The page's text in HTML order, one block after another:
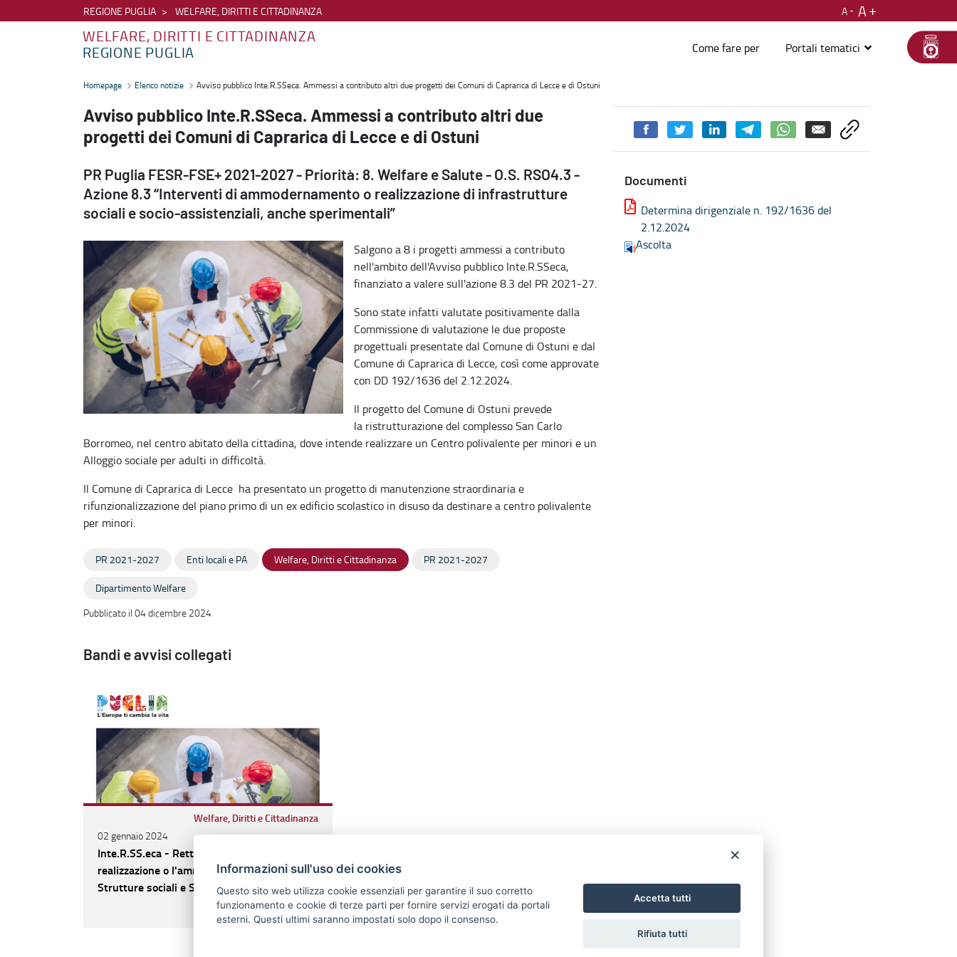
REGIONE PUGLIA WELFARE, DIRITTI E CITTADINANZA A
A
WELFARE, DIRITTI E CITTADINANZA
REGIONE PUGLIA
Come fare per Portali tematici
Avviso pubblico Inte.R.SSeca. Ammessi a contributo altri due progetti dei Comuni di Caprarica di Lecce e di Ostuni - Welfare, diritti e cittadinanza
Homepage Elenco notizie Avviso pubblico Inte.R.SSeca. Ammessi a contributo altri due progetti dei Comuni di Caprarica di Lecce e di Ostuni
Avviso pubblico Inte.R.SSeca. Ammessi a contributo altri due
progetti dei Comuni di Caprarica di Lecce e di Ostuni
PR Puglia FESR-FSE+ 2021-2027 - Priorità: 8. Welfare e Salute - O.S. RSO4.3 -
Azione 8.3 “Interventi di ammodernamento o realizzazione di infrastrutture
sociali e socio-assistenziali, anche sperimentali”
Salgono a 8 i progetti ammessi a contributo
nell'ambito dell'Avviso pubblico Inte.R.SSeca,
finanziato a valere sull'azione 8.3 del PR 2021-27.
Sono state infatti valutate positivamente dalla
Commissione di valutazione le due proposte
progettuali presentate dal Comune di Ostuni e dal
Comune di Caprarica di Lecce, così come approvate
con DD 192/1636 del 2.12.2024.
Il progetto del Comune di Ostuni prevede
la ristrutturazione del complesso San Carlo
Borromeo, nel centro abitato della cittadina, dove intende realizzare un Centro polivalente per minori e un
Alloggio sociale per adulti in difficoltà.
Il Comune di Caprarica di Lecce ha presentato un progetto di manutenzione straordinaria e
rifunzionalizzazione del piano primo di un ex edificio scolastico in disuso da destinare a centro polivalente
per minori.
Documenti
Determina dirigenziale n. 192/1636 del
2.12.2024
Ascolta
PR 2021-2027 Enti locali e PA Welfare, Diritti e Cittadinanza PR 2021-2027
Dipartimento Welfare
Pubblicato il 04 dicembre 2024
Bandi e avvisi collegati
Welfare, Diritti e Cittadinanza
02 gennaio 2024
Inte.R.SS.eca - Rettificato avviso per la
realizzazione o l'ammodernamento di
Strutture sociali e Socio-assistenziali. Al via,
dal 16 gennaio, la presentazione delle
CONTINUA A LEGGERE
×
Informazioni sull'uso dei cookies
Questo sito web utilizza cookie essenziali per garantire il suo corretto
funzionamento e cookie di terze parti per fornire servizi erogati da portali
esterni. Questi ultimi saranno impostati solo dopo il consenso.
Accetta tutti
Rifiuta tutti